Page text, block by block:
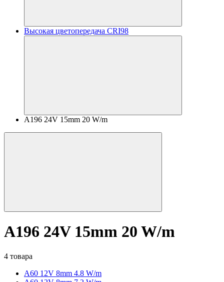
Высокая цветопередача CRI98
A196 24V 15mm 20 W/m
A196 24V 15mm 20 W/m
4 товара
A60 12V 8mm 4.8 W/m